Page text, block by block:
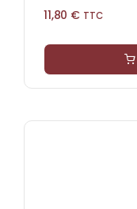
11,80 € TTC